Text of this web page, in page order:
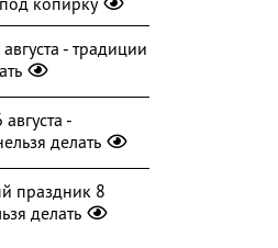
- традиции
-
делать
праздник 8
делать